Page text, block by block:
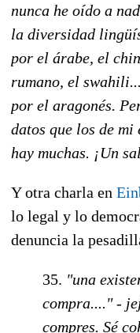
nunca he oído a
la diversidad
por el árabe, el
rumano, el
por el aragonés.
datos que los de mi
hay muchas. ¡Un
Y otra charla en
lo legal y lo
denuncia la
35. "una
compra...." -
compres. Sé